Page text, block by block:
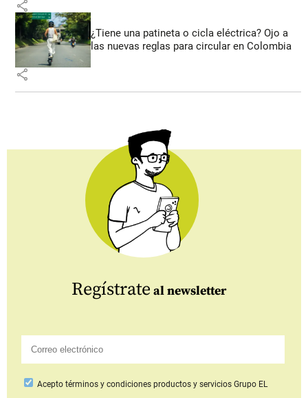
share
¿Tiene una patineta o cicla eléctrica? Ojo a
las nuevas reglas para circular en Colombia
share
Regístrate al newsletter
Aceptotérminos y condiciones productos y serviciosGrupo EL